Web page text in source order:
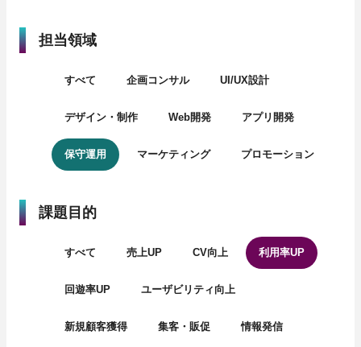
担当領域
すべて 企画コンサル UI/UX設計
デザイン・制作 Web開発 アプリ開発
保守運用 マーケティング プロモーション
課題目的
すべて 売上UP CV向上 利用率UP
回遊率UP ユーザビリティ向上
新規顧客獲得 集客・販促 情報発信